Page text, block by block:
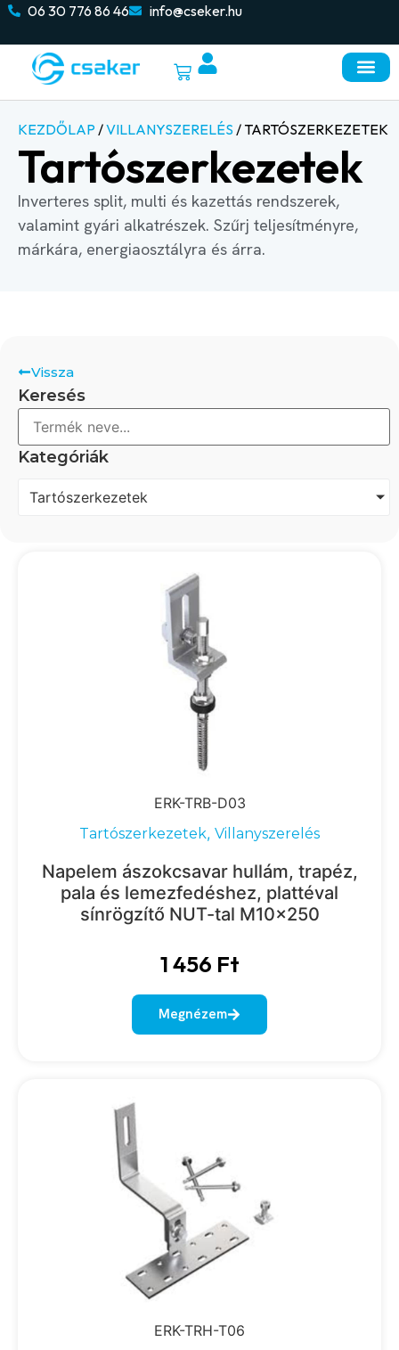
06 30 776 86 46 info@cseker.hu
KEZDŐLAP /VILLANYSZERELÉS / TARTÓSZERKEZETEK
Tartószerkezetek
Inverteres split, multi és kazettás rendszerek,
valamint gyári alkatrészek. Szűrj teljesítményre,
márkára, energiaosztályra és árra.
Vissza
Keresés
Kategóriák
Tartószerkezetek
ERK-TRB-D03
Tartószerkezetek, Villanyszerelés
Napelem ászokcsavar hullám, trapéz,
pala és lemezfedéshez, plattéval
sínrögzítő NUT-tal M10x250
1 456 Ft
Megnézem
ERK-TRH-T06